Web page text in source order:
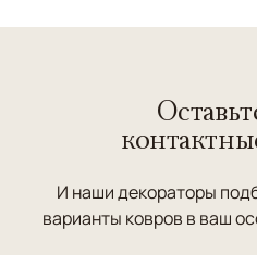
И наши декораторы
варианты ковров в ваш